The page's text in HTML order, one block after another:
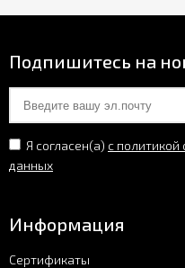
Подпишитесь на
Я согласен(a) с
данных
Информация
Сертификаты